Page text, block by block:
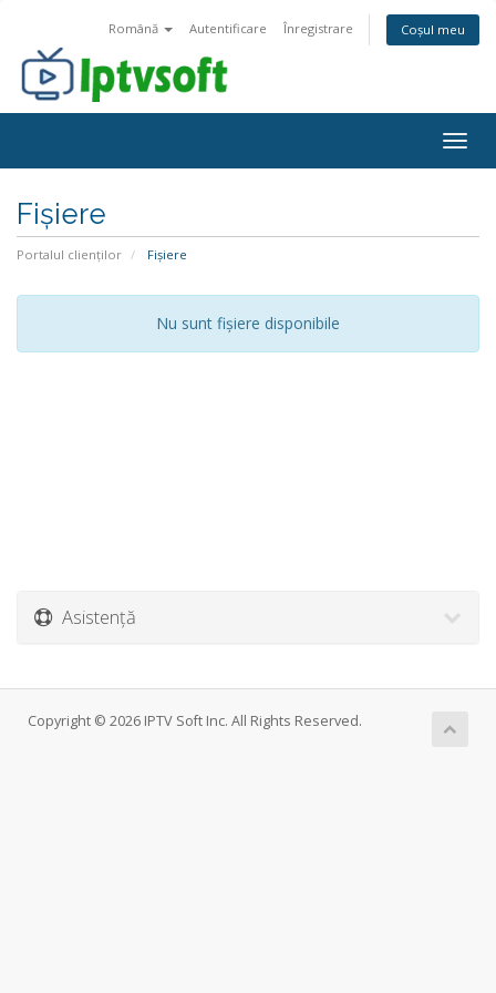
Română Autentificare Înregistrare Coșul meu
Fișiere
Portalul clienților Fișiere
Nu sunt fișiere disponibile
Asistență
Copyright © 2026 IPTV Soft Inc. All Rights Reserved.